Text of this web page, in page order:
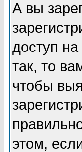
А вы
доступ
так, то
чтобы
этом,